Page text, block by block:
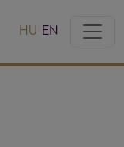
HU EN